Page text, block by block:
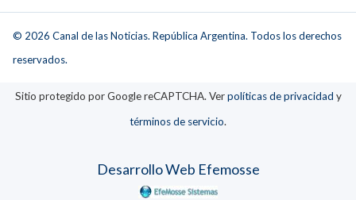
© 2026 Canal de las Noticias. República Argentina. Todos los derechos
reservados.
Sitio protegido por Google reCAPTCHA. Verpolíticas de privacidad y
términos de servicio.
Desarrollo Web Efemosse